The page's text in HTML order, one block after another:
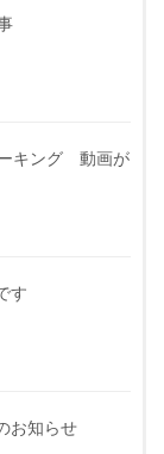
ーキング 動画が
す
お知らせ